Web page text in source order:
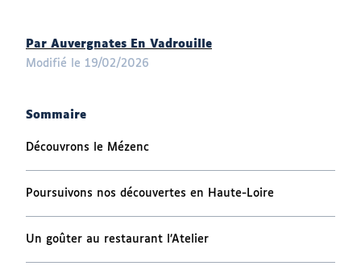
Auteur
:
Par Auvergnates En Vadrouille
Modifié le 19/02/2026
Sommaire
Découvrons le Mézenc
Poursuivons nos découvertes en Haute-Loire
Un goûter au restaurant l’Atelier